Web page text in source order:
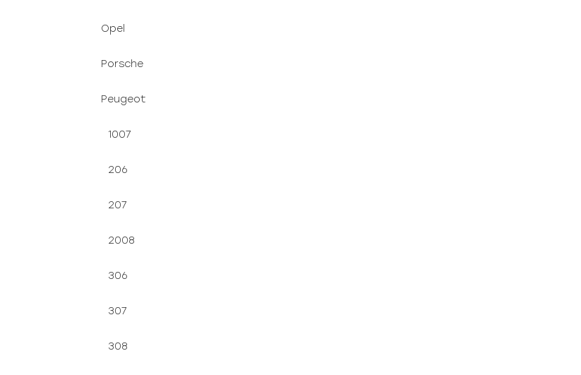
Opel
Porsche
Peugeot
1007
206
207
2008
306
307
308